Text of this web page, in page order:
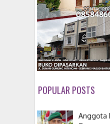
POPULAR POSTS
Anggota